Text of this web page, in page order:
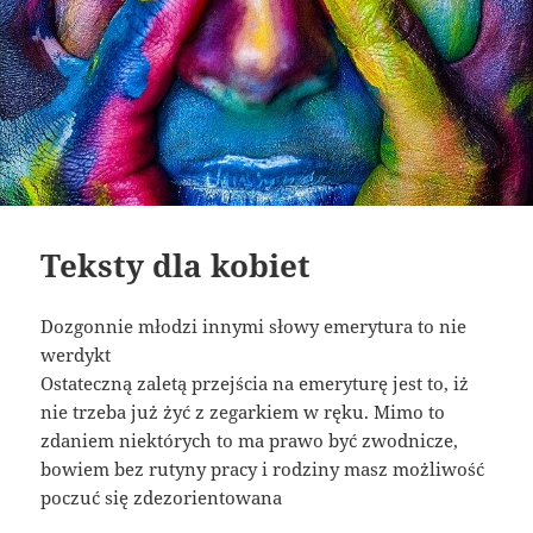
Teksty dla kobiet
Dozgonnie młodzi innymi słowy emerytura to nie
werdykt
Ostateczną zaletą przejścia na emeryturę jest to, iż
nie trzeba już żyć z zegarkiem w ręku. Mimo to
zdaniem niektórych to ma prawo być zwodnicze,
bowiem bez rutyny pracy i rodziny masz możliwość
poczuć się zdezorientowana